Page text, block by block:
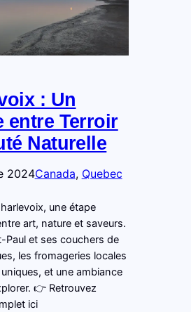
: Un
entre Terroir
Naturelle
2024Canada, Quebec
une étape
art, nature et saveurs.
Paul et ses couchers de
les fromageries locales
et une ambiance
👉 Retrouvez
ici